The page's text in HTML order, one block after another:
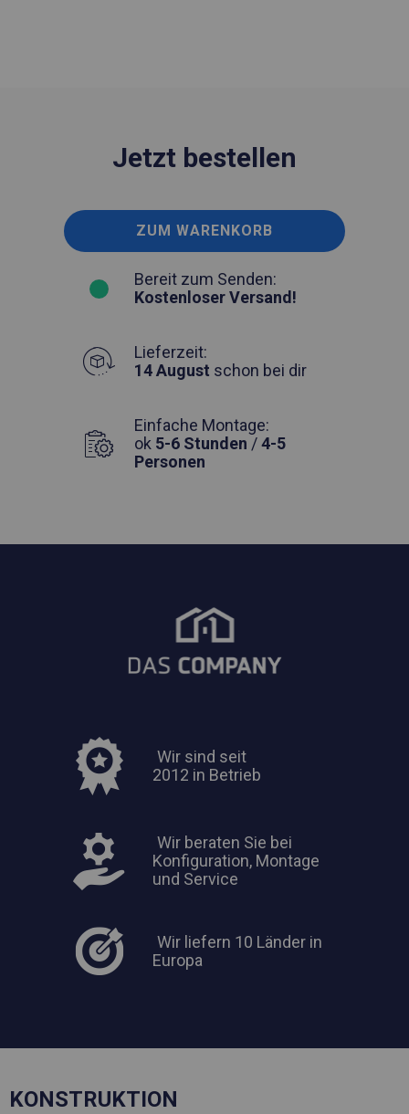
Jetzt bestellen
ZUM WARENKORB
Bereit zum Senden:
Kostenloser Versand!
Lieferzeit:
14 August schon bei dir
Einfache Montage:
ok 5-6 Stunden /4-5
Personen
Wir sind seit
2012 in Betrieb
Wir beraten Sie bei
Konfiguration, Montage
und Service
Wir liefern 10 Länder in
Europa
KONSTRUKTION